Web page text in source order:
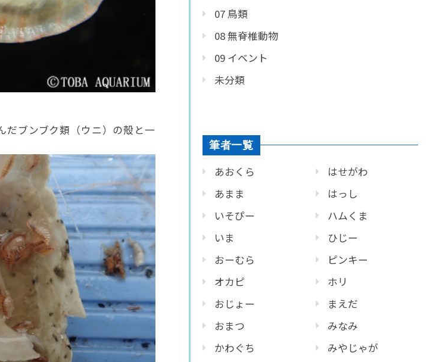
だブンブク類（ウニ）の殻と一
07 鳥類
08 無脊椎動物
09 イベント
未分類
筆者一覧
あおくら
あまま
いそぴー
いま
おーむら
オカピ
おじょー
おまつ
かわぐち
はせがわ
はっし
ハムくま
ひじー
ピンキー
ホリ
まえだ
みなみ
みやじゃが